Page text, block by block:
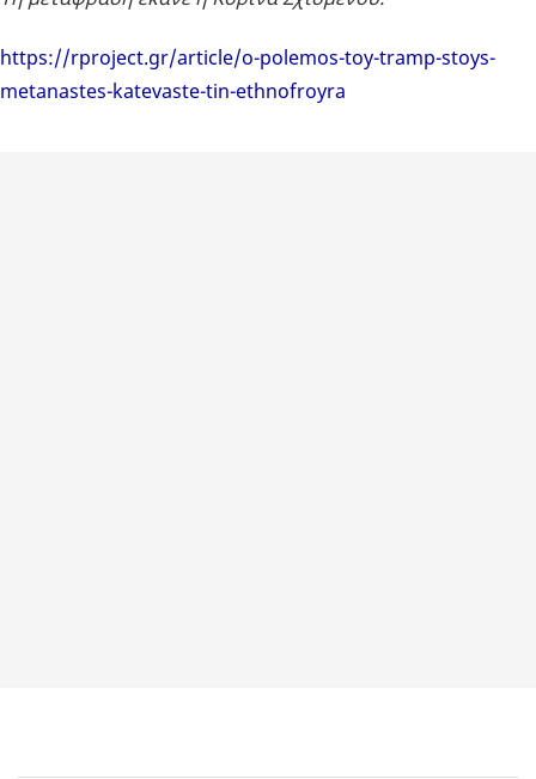
https://rproject.gr/article/o-polemos-toy-tramp-stoys-
metanastes-katevaste-tin-ethnofroyra